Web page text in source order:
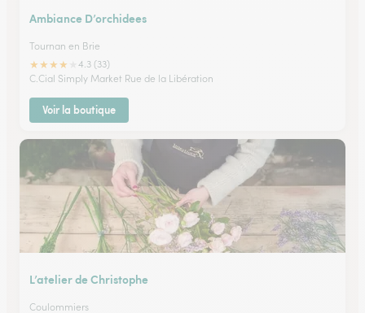
Ambiance D’orchidees
Tournan en Brie
★★★★
4.3 (33)
C.Cial Simply Market Rue de la Libération
Voir la boutique
L’atelier de Christophe
Coulommiers